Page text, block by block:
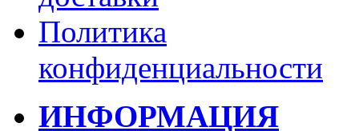
Политика
конфиденциальности
ИНФОРМАЦИЯ